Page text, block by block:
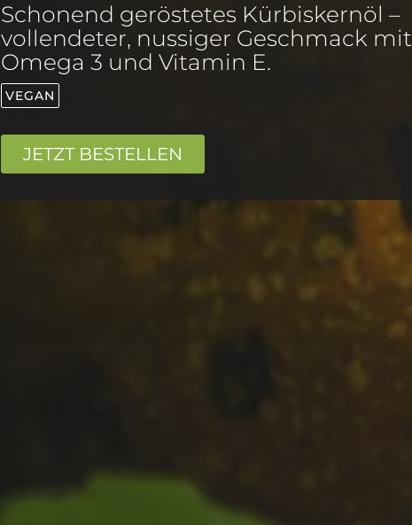
Schonend geröstetes Kürbiskernöl –
vollendeter, nussiger Geschmack mit
Omega 3 und Vitamin E.
VEGAN
JETZT BESTELLEN